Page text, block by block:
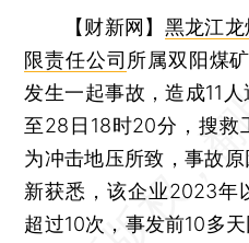
【财新网】 黑龙江龙
限责任公司 所属双阳煤
发生一起事故，造成11
至28日18时20分，搜救
为冲击地压所致，事故
新获悉，该企业2023年
超过10次，事发前10多